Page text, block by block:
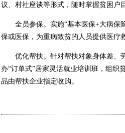
议、村社座谈等形式，随时掌握贫困户
全员参保。实施“基本医保+大病保
保或医保，为重病致贫的人员提供医疗
优化帮扶。针对帮扶对象身体差、劳
办“订单式”居家灵活就业培训班，组织
品由帮扶企业指定收购。